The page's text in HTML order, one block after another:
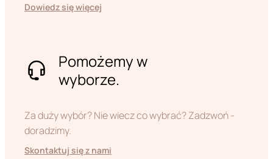
Dowiedz się więcej
Pomożemy w
wyborze.
Za duży wybór? Nie wiecz co wybrać? Zadzwoń -
doradzimy.
Skontaktuj się z nami